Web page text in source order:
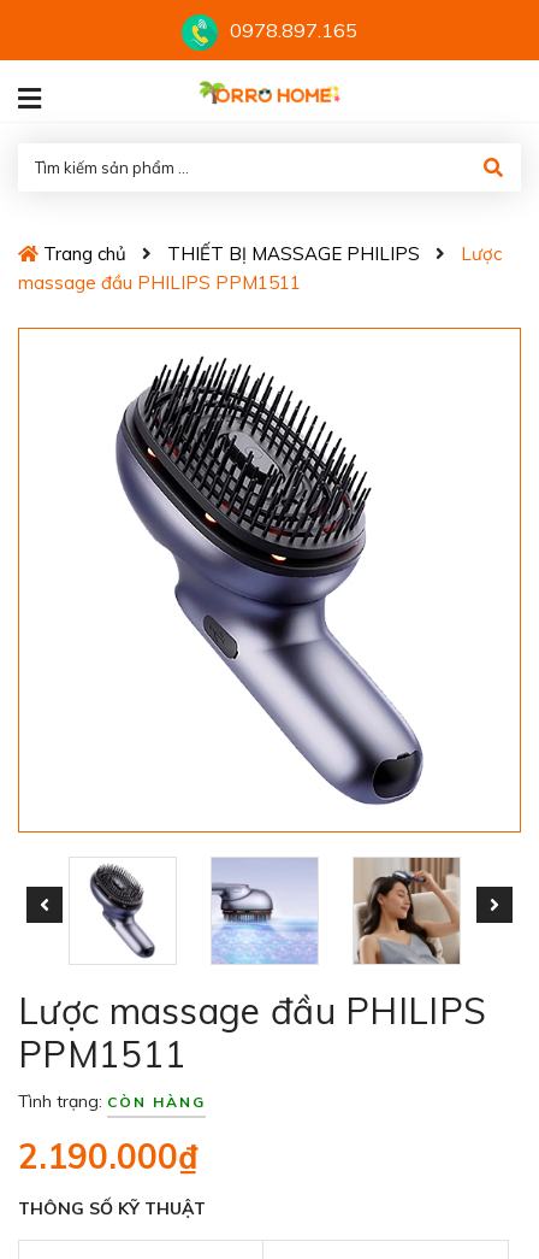
0978.897.165
Trang chủ THIẾT BỊ MASSAGE PHILIPS
Lược
massage đầu PHILIPS PPM1511
Lược massage đầu PHILIPS
PPM1511
Tình trạng: CÒN HÀNG
2.190.000₫
THÔNG SỐ KỸ THUẬT